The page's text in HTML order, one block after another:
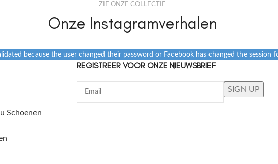
ZIE ONZE COLLECTIE
Onze Instagramverhalen
because the user changed their password or Facebook has changed the session
Schoenen
REGISTREER VOOR ONZE NIEUWSBRIEF